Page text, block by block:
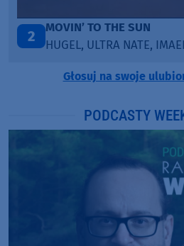
2
MOVIN’ TO THE SUN
HUGEL, ULTRA NATE,
Głosuj na swoje
PODCASTY